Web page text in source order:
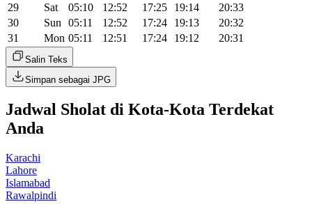
29
Sat 05:10 12:52 17:25 19:14
20:33
30
Sun 05:11 12:52 17:24 19:13
20:32
31
Mon 05:11 12:51 17:24 19:12 20:31
Salin Teks
Simpan sebagai JPG
Jadwal Sholat di Kota-Kota Terdekat
Anda
Karachi
Lahore
Islamabad
Rawalpindi